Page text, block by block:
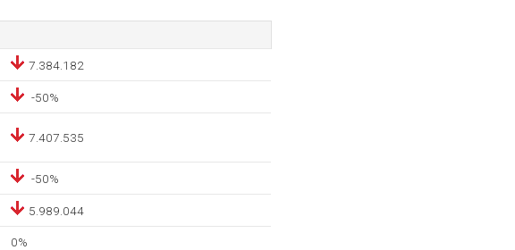
7.384.182
-50%
7.407.535
-50%
5.989.044
0%